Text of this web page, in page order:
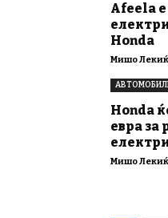
Afeela
Honda
Мишо Лекиќ
Honda
евра за
Мишо Лекиќ